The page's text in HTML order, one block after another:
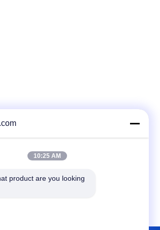
10:25 AM
product are you looking